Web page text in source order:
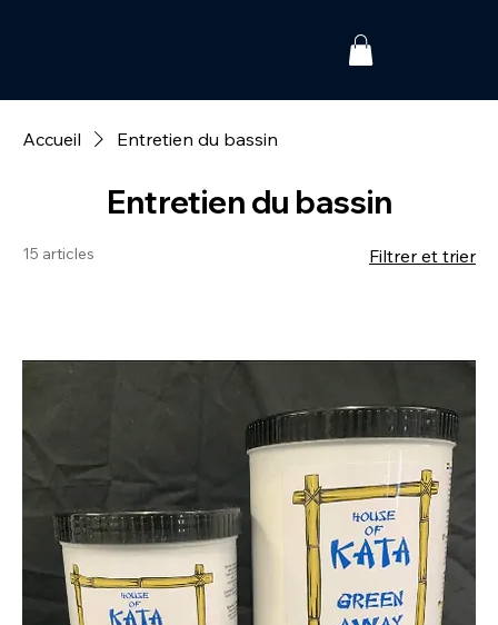
Accueil Entretien du bassin
Entretien du bassin
15 articles Filtrer et trier